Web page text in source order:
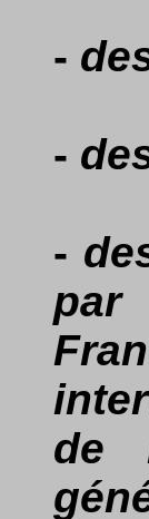
-
-
-
de